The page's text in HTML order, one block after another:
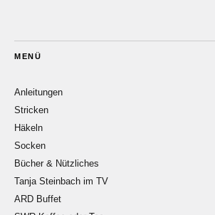
MENÜ
Anleitungen
Stricken
Häkeln
Socken
Bücher & Nützliches
Tanja Steinbach im TV
ARD Buffet